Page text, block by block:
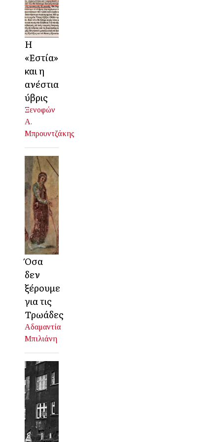
Η
«Εστία»
και η
ανέστια
ύβρις
Ξενοφών
Α.
Μπρουντζάκης
Όσα
δεν
ξέρουμε
για τις
Τρωάδες
Αδαμαντία
Μπιλιάνη